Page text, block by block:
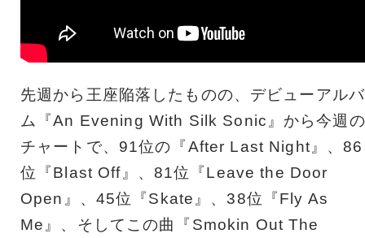
先週から王座陥落したものの、デビューアルバ
ム『An Evening With Silk Sonic』から今週の
チャートで、91位の『After Last Night』、86
位『Blast Off』、81位『Leave the Door
Open』、45位『Skate』、38位『Fly As
Me』、そしてこの曲『Smokin Out The